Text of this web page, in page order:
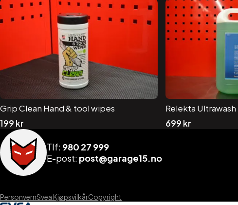
Grip Clean Hand & tool wipes
199 kr
Relekta Ultrawash
699 kr
Tlf: 980 27 999
E-post: post@garage15.no
PersonvernSvea KjøpsvilkårCopyright